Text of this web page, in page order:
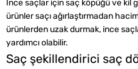
İnce saçlar için saç köpüğü ve kil
ürünler saçı ağırlaştırmadan
ürünlerden uzak durmak, ince
yardımcı olabilir.
Saç şekillendirici saç